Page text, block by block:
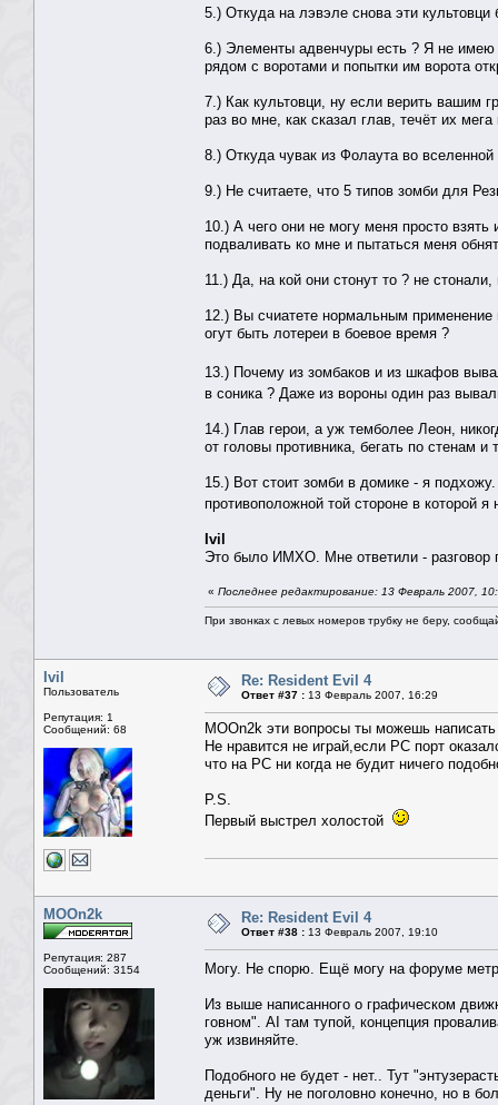
5.) Откуда на лэвэле снова эти
6.) Элементы адвенчуры есть ? Я не имею
рядом с воротами и попытки им ворота
7.) Как культовци, ну если верить вашим
раз во мне, как сказал глав, течёт их мега
8.) Откуда чувак из Фолаута во вселенной
9.) Не считаете, что 5 типов зомби для
10.) А чего они не могу меня просто
подваливать ко мне и пытаться меня
11.) Да, на кой они стонут то ? не
12.) Вы счиатете нормальным
огут быть лотереи в боевое время ?
13.) Почему из зомбаков и из шкафов
в соника ? Даже из вороны один раз
14.) Глав герои, а уж темболее Леон,
от головы противника, бегать по стенам
15.) Вот стоит зомби в домике - я
противоположной той стороне в которой
Ivil
Это было ИМХО. Мне ответили -
« Последнее редактирование: 13 Февраль 2007,
При звонках с левых номеров трубку не беру,
Ivil
Пользователь
Репутация: 1
Сообщений: 68
Re: Resident Evil 4
Ответ #37 : 13 Февраль 2007, 16:29
MOOn2k эти вопросы ты можешь
Не нравится не играй,если PC порт
что на PC ни когда не будит ничего
P.S.
Первый выстрел холостой
MOOn2k
Репутация: 287
Сообщений: 3154
Re: Resident Evil 4
Ответ #38 : 13 Февраль 2007, 19:10
Могу. Не спорю. Ещё могу на форуме
Из выше написанного о графическом
говном". AI там тупой, концепция
уж извиняйте.
Подобного не будет - нет.. Тут
деньги". Ну не поголовно конечно, но в